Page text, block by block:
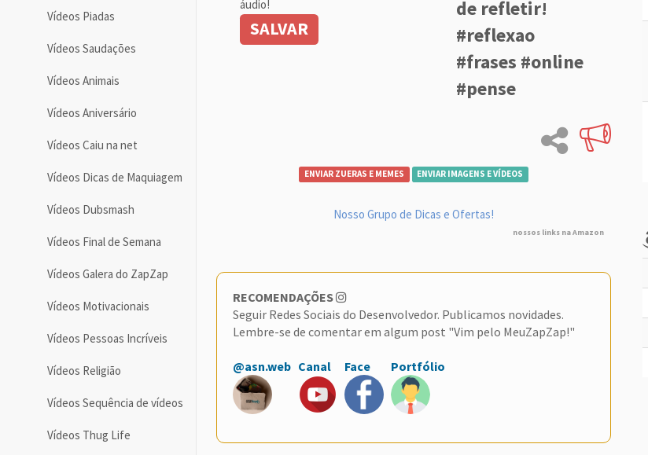
Vídeos Piadas
Vídeos Saudações
Vídeos Animais
Vídeos Aniversário
Vídeos Caiu na net
Vídeos Dicas de Maquiagem
Vídeos Dubsmash
Vídeos Final de Semana
Vídeos Galera do ZapZap
Vídeos Motivacionais
Vídeos Pessoas Incríveis
Vídeos Religião
Vídeos Sequência de vídeos
Vídeos Thug Life
áudio!
SALVAR
de refletir!
#reflexao
#frases #online
#pense
ENVIAR ZUERAS E MEMES ENVIAR IMAGENS E VÍDEOS
Nosso Grupo de Dicas e Ofertas!
nossos links na Amazon
RECOMENDAÇÕES
Seguir Redes Sociais do Desenvolvedor. Publicamos novidades.
Lembre-se de comentar em algum post "Vim pelo MeuZapZap!"
@asn.web Canal Face Portfólio